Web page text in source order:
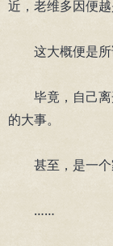
近，老维多因便越
这大概便是所
毕竟，自己离
的大事。
甚至，是一个
……